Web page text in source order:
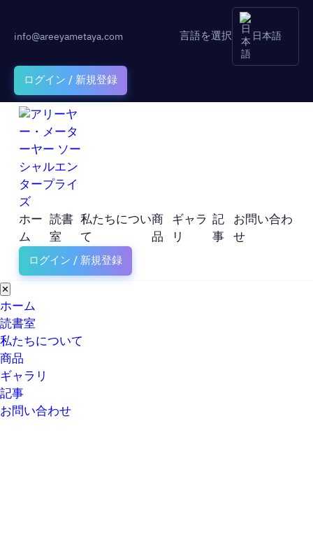
info@areeyametaya.com 言語を選択 日本語
ログイン / 新規登録
ホー
ム
読書
室
私たちについ
て
商
品
ギャラ
リ
記
事
お問い合わ
せ
ログイン / 新規登録
✕
ホーム
読書室
私たちについて
商品
ギャラリ
記事
お問い合わせ